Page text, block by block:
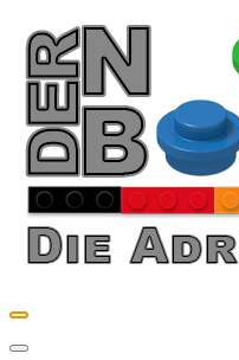
Skip
content